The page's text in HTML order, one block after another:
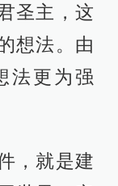
圣主，这
想法。由
法更为强
，就是建